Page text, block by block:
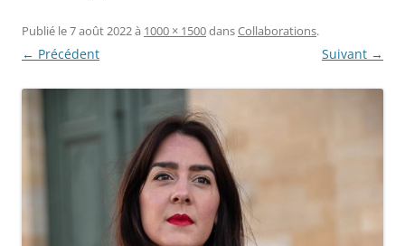
Publié le7 août 2022à 1000 × 1500dansCollaborations.
← Précédent Suivant →